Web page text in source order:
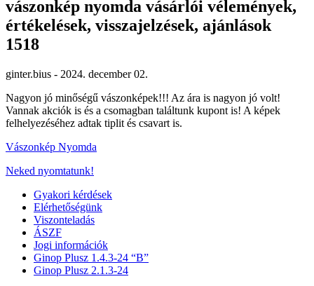
vászonkép nyomda vásárlói vélemények,
értékelések, visszajelzések, ajánlások
1518
ginter.bius - 2024. december 02.
Nagyon jó minőségű vászonképek!!! Az ára is nagyon jó volt!
Vannak akciók is és a csomagban találtunk kupont is! A képek
felhelyezéséhez adtak tiplit és csavart is.
Vászonkép Nyomda
Neked nyomtatunk!
Gyakori kérdések
Elérhetőségünk
Viszonteladás
ÁSZF
Jogi információk
Ginop Plusz 1.4.3-24 “B”
Ginop Plusz 2.1.3-24